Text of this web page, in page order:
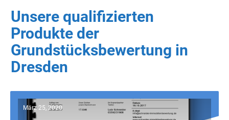
Unsere qualifizierten
Produkte der
Grundstücksbewertung in
Dresden
März 25, 2020